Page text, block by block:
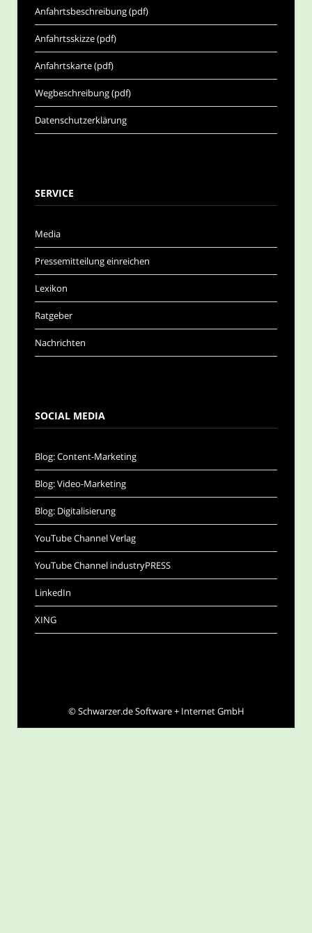
Anfahrtsbeschreibung (pdf)
Anfahrtsskizze (pdf)
Anfahrtskarte (pdf)
Wegbeschreibung (pdf)
Datenschutzerklärung
SERVICE
Media
Pressemitteilung einreichen
Lexikon
Ratgeber
Nachrichten
SOCIAL MEDIA
Blog: Content-Marketing
Blog: Video-Marketing
Blog: Digitalisierung
YouTube Channel Verlag
YouTube Channel industryPRESS
LinkedIn
XING
©Schwarzer.de Software + Internet GmbH